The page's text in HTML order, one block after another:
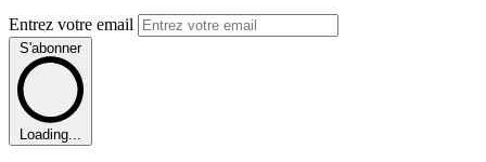
Entrez votre email
S'abonner
Loading...